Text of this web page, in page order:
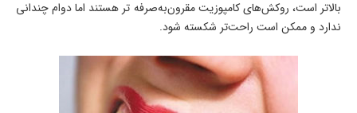
بالاتر است، روکش‌های کامپوزیت مقرون‌به‌صرفه تر هستند اما دوام چندانی
ندارد و ممکن است راحت‌تر شکسته شود.